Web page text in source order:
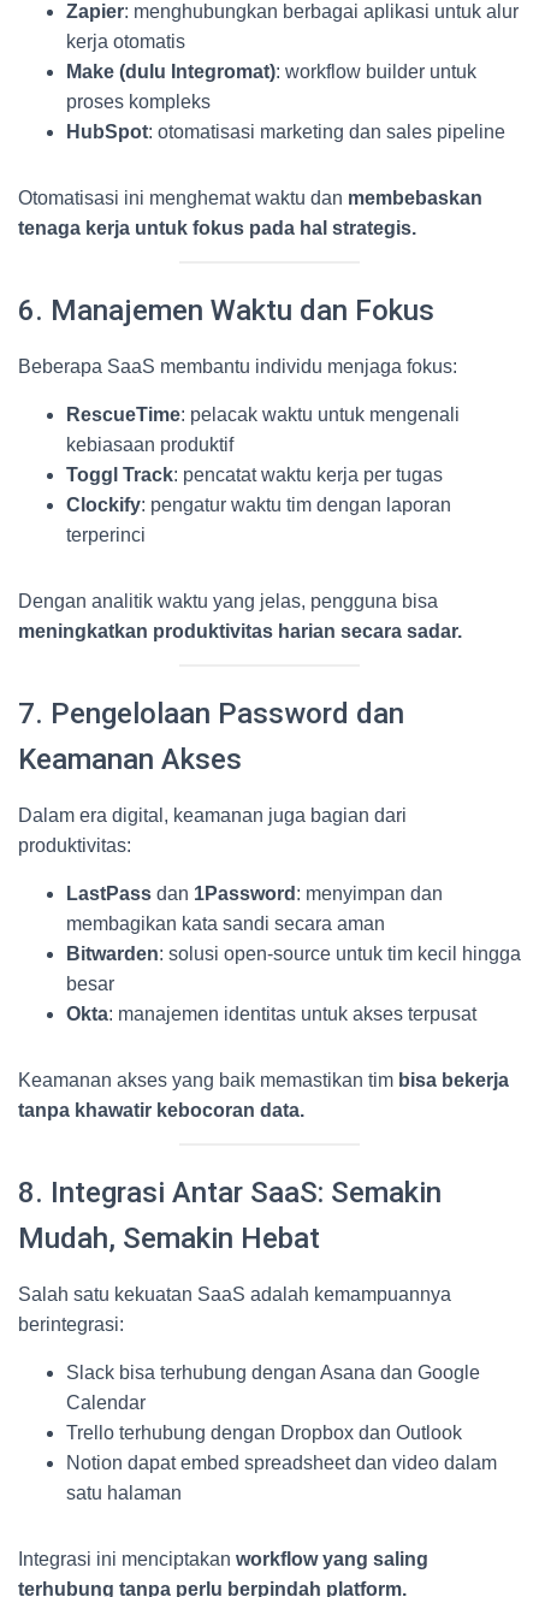
Zapier: menghubungkan berbagai aplikasi untuk alur
kerja otomatis
Make (dulu Integromat): workflow builder untuk
proses kompleks
HubSpot: otomatisasi marketing dan sales pipeline
Otomatisasi ini menghemat waktu dan membebaskan
tenaga kerja untuk fokus pada hal strategis.
6. Manajemen Waktu dan Fokus
Beberapa SaaS membantu individu menjaga fokus:
RescueTime: pelacak waktu untuk mengenali
kebiasaan produktif
Toggl Track: pencatat waktu kerja per tugas
Clockify: pengatur waktu tim dengan laporan
terperinci
Dengan analitik waktu yang jelas, pengguna bisa
meningkatkan produktivitas harian secara sadar.
7. Pengelolaan Password dan
Keamanan Akses
Dalam era digital, keamanan juga bagian dari
produktivitas:
LastPass dan 1Password : menyimpan dan
membagikan kata sandi secara aman
Bitwarden: solusi open-source untuk tim kecil hingga
besar
Okta: manajemen identitas untuk akses terpusat
Keamanan akses yang baik memastikan tim bisa bekerja
tanpa khawatir kebocoran data.
8. Integrasi Antar SaaS: Semakin
Mudah, Semakin Hebat
Salah satu kekuatan SaaS adalah kemampuannya
berintegrasi:
Slack bisa terhubung dengan Asana dan Google
Calendar
Trello terhubung dengan Dropbox dan Outlook
Notion dapat embed spreadsheet dan video dalam
satu halaman
Integrasi ini menciptakan workflow yang saling
terhubung tanpa perlu berpindah platform.